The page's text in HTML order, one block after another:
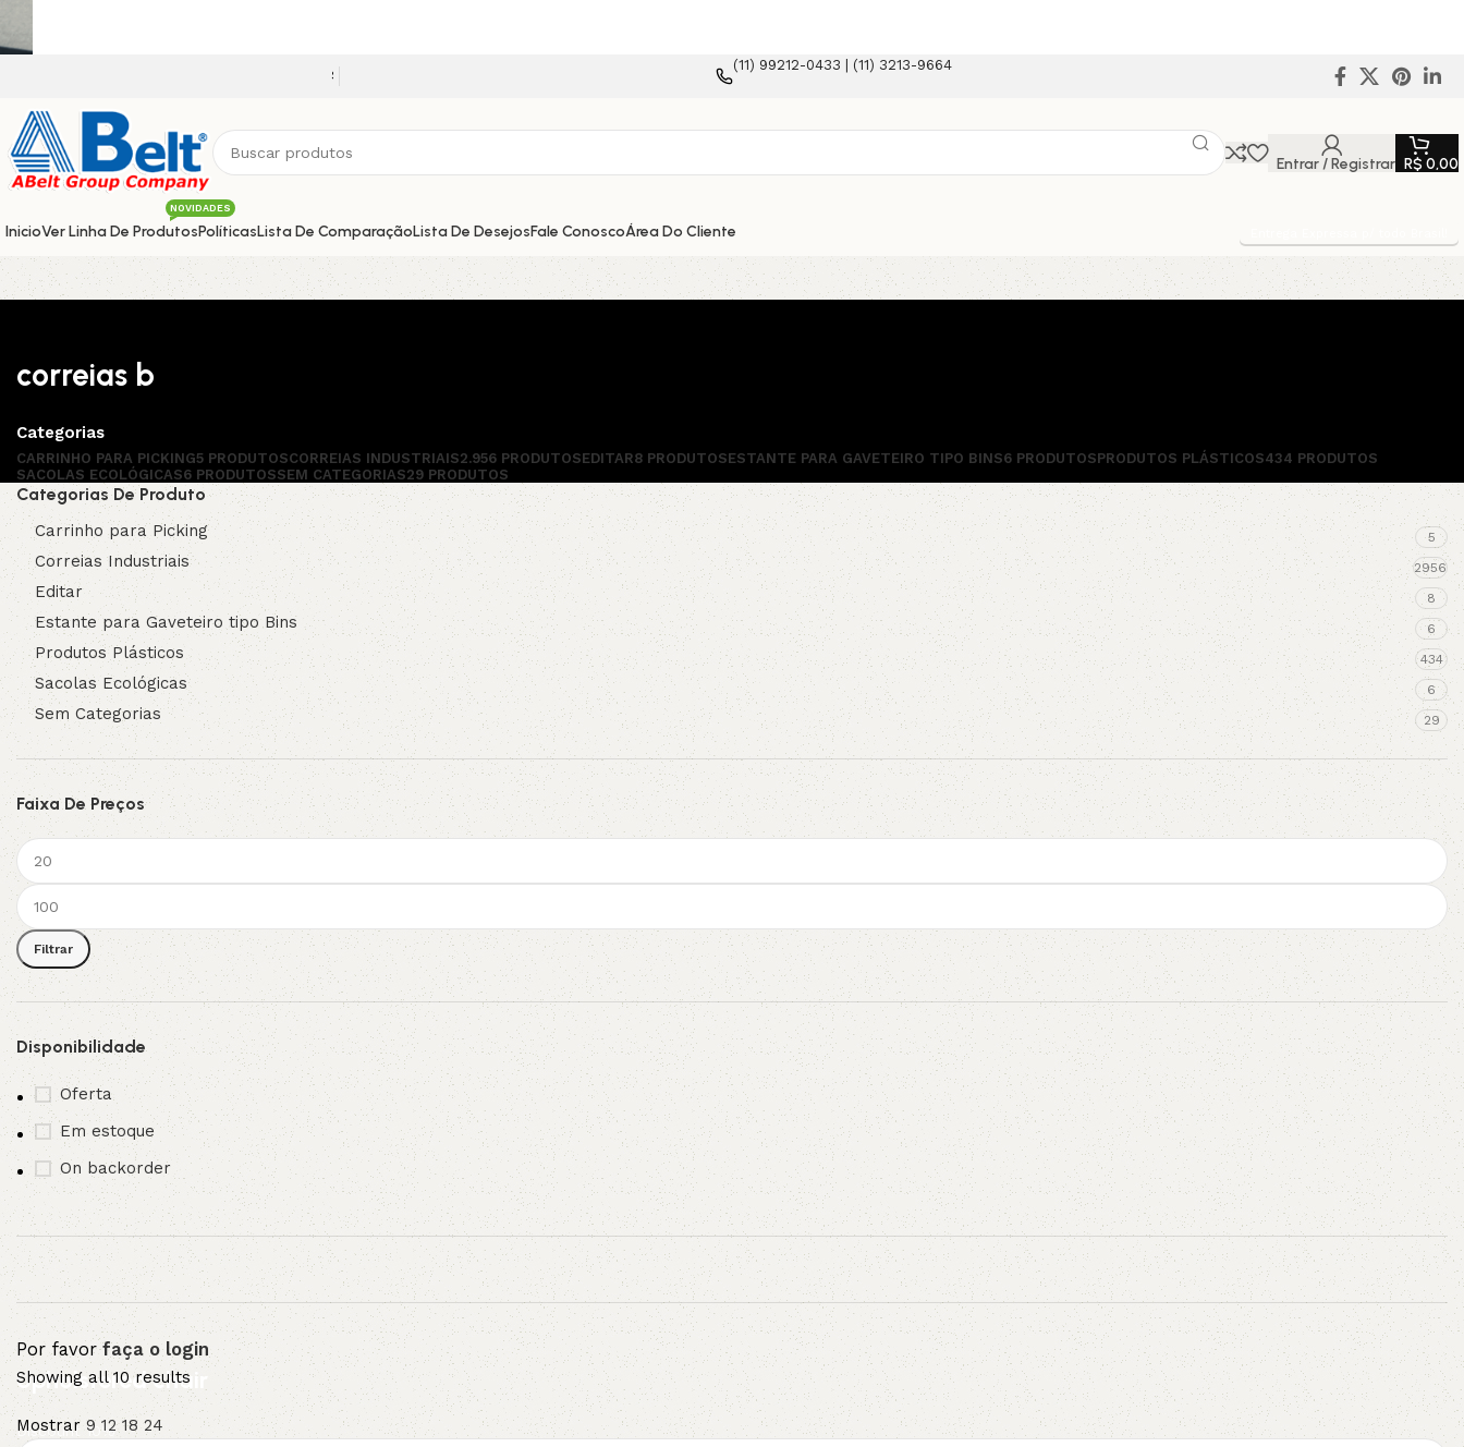
Seja bem vindo a nossa plataforma e-commerce!
(11) 99212-0433 | (11) 3213-9664
Entrar / Registrar R$ 0,00
InicioVer Linha De Produtos
NOVIDADES
PolíticasLista De ComparaçãoLista De DesejosFale ConoscoÁrea Do Cliente
correias b
Categorias
CARRINHO PARA PICKING5 PRODUTOSCORREIAS INDUSTRIAIS2.956 PRODUTOSEDITAR8 PRODUTOSESTANTE PARA GAVETEIRO TIPO BINS6 PRODUTOSPRODUTOS PLÁSTICOS434 PRODUTOS
SACOLAS ECOLÓGICAS6 PRODUTOSSEM CATEGORIAS29 PRODUTOS
Categorias De Produto
Carrinho para Picking 5
Correias Industriais 2956
Editar 8
Estante para Gaveteiro tipo Bins 6
Produtos Plásticos 434
Sacolas Ecológicas 6
Sem Categorias 29
Faixa De Preços
Filtrar
Disponibilidade
Oferta
Em estoque
On backorder
Por favor faça o login
Upholstered chair
Discount 10%
Showing all 10 results
Mostrar 912 18 24